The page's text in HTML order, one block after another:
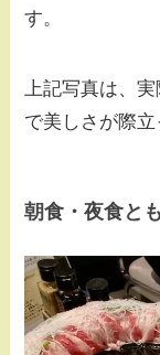
す。
上記写真は、
で美しさが際立
朝食・夜食と